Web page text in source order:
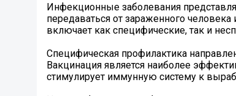
Инфекционные заболевания
передаваться от зараженного
включает как специфические, так и
Специфическая профилактика
Вакцинация является наиболее
стимулирует иммунную систему к